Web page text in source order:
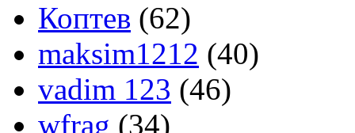
Коптев (62)
maksim1212 (40)
vadim 123 (46)
wfrag (34)